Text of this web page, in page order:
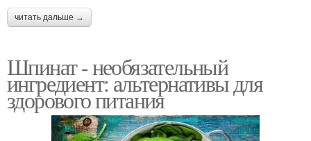
читать дальше →
Шпинат - необязательный
ингредиент: альтернативы для
здорового питания